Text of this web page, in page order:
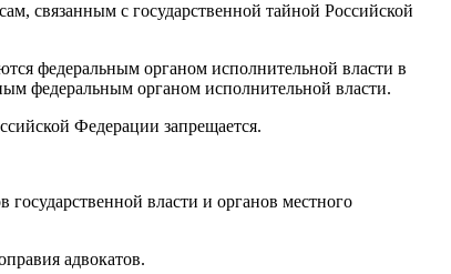
связанным с государственной тайной Российской
федеральным органом исполнительной власти в
федеральным органом исполнительной власти.
Федерации запрещается.
власти и органов местного
адвокатов.